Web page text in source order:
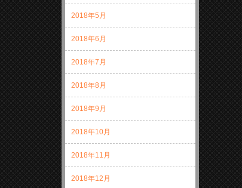
2018年5月
2018年6月
2018年7月
2018年8月
2018年9月
2018年10月
2018年11月
2018年12月